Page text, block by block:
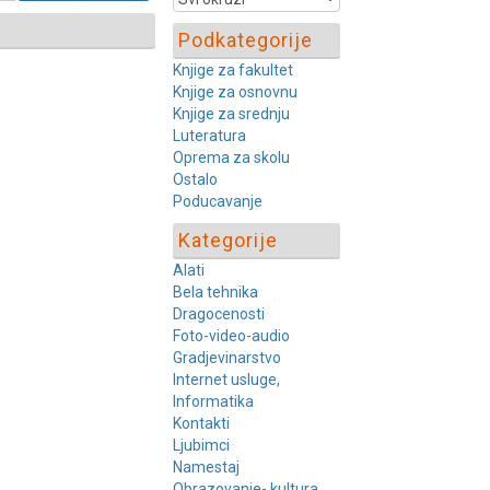
Podkategorije
Knjige za fakultet
Knjige za osnovnu
Knjige za srednju
Luteratura
Oprema za skolu
Ostalo
Poducavanje
Kategorije
Alati
Bela tehnika
Dragocenosti
Foto-video-audio
Gradjevinarstvo
Internet usluge,
Informatika
Kontakti
Ljubimci
Namestaj